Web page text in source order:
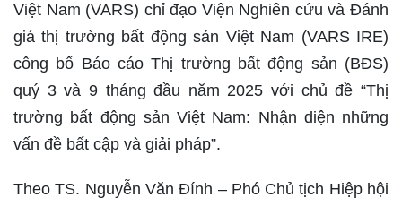
Việt Nam (VARS) chỉ đạo Viện Nghiên cứu và Đánh
giá thị trường bất động sản Việt Nam (VARS IRE)
công bố Báo cáo Thị trường bất động sản (BĐS)
quý 3 và 9 tháng đầu năm 2025 với chủ đề “Thị
trường bất động sản Việt Nam: Nhận diện những
vấn đề bất cập và giải pháp”.
Theo TS. Nguyễn Văn Đính – Phó Chủ tịch Hiệp hội